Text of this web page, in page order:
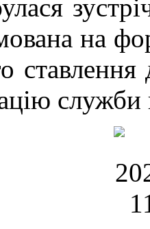
на